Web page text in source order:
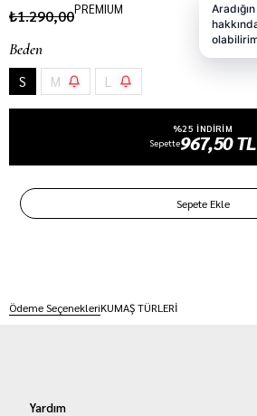
₺1.290,00PREMIUM
Beden
S M L
%25 INDIRIM
Sepette967,50 TL
Ödeme SeçenekleriKUMAŞ TÜRLERİ
Yardım